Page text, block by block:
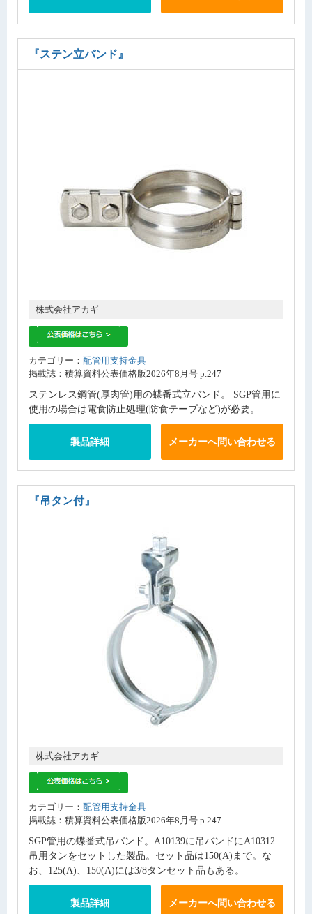
『ステン立バンド』
株式会社アカギ
カテゴリー： 配管用支持金具
掲載誌：積算資料公表価格版2026年8月号 p.247
ステンレス鋼管(厚肉管)用の蝶番式立バンド。 SGP管用に
使用の場合は電食防止処理(防食テープなど)が必要。
製品詳細 メーカーへ問い合わせる
『吊タン付』
株式会社アカギ
カテゴリー： 配管用支持金具
掲載誌：積算資料公表価格版2026年8月号 p.247
SGP管用の蝶番式吊バンド。A10139に吊バンドにA10312
吊用タンをセットした製品。セット品は150(A)まで。な
お、125(A)、150(A)には3/8タンセット品もある。
製品詳細 メーカーへ問い合わせる